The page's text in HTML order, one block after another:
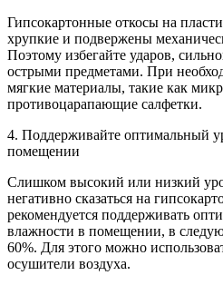
Гипсокартонные откосы на
хрупкие и подвержены
Поэтому избегайте ударов,
острыми предметами. При
мягкие материалы, такие как
противоцарапающие салфетки.
4. Поддерживайте оптимальный
помещении
Слишком высокий или низкий
негативно сказаться на
рекомендуется поддерживать
влажности в помещении, в
60%. Для этого можно
осушители воздуха.